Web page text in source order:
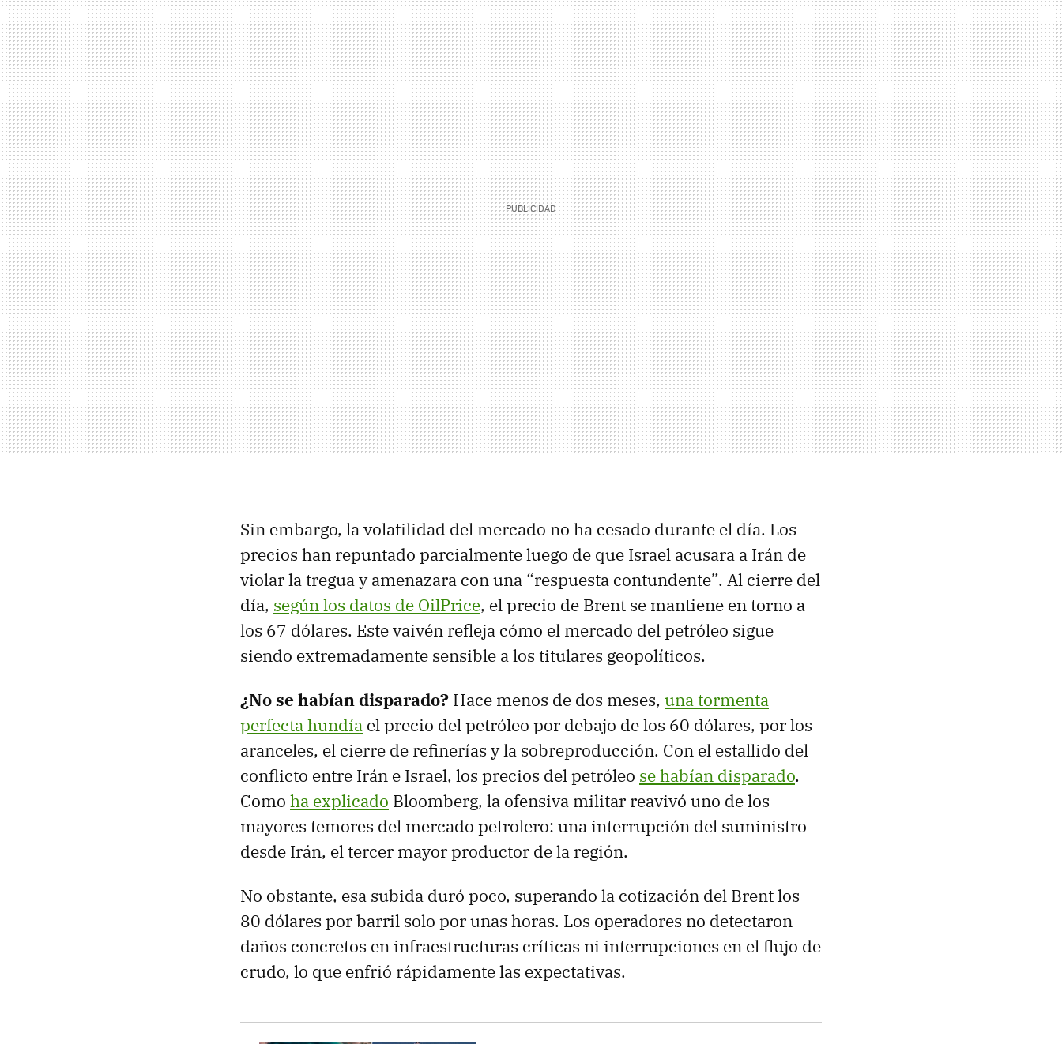
Sin embargo, la volatilidad del mercado no ha cesado durante el día. Los
precios han repuntado parcialmente luego de que Israel acusara a Irán de
violar la tregua y amenazara con una “respuesta contundente”. Al cierre del
día, según los datos de OilPrice, el precio de Brent se mantiene en torno a
los 67 dólares. Este vaivén refleja cómo el mercado del petróleo sigue
siendo extremadamente sensible a los titulares geopolíticos.
¿No se habían disparado? Hace menos de dos meses, una tormenta
perfecta hundía el precio del petróleo por debajo de los 60 dólares, por los
aranceles, el cierre de refinerías y la sobreproducción. Con el estallido del
conflicto entre Irán e Israel, los precios del petróleo se habían disparado.
Como ha explicado Bloomberg, la ofensiva militar reavivó uno de los
mayores temores del mercado petrolero: una interrupción del suministro
desde Irán, el tercer mayor productor de la región.
No obstante, esa subida duró poco, superando la cotización del Brent los
80 dólares por barril solo por unas horas. Los operadores no detectaron
daños concretos en infraestructuras críticas ni interrupciones en el flujo de
crudo, lo que enfrió rápidamente las expectativas.